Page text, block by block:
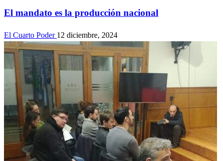
El mandato es la producción nacional
El Cuarto Poder 12 diciembre, 2024